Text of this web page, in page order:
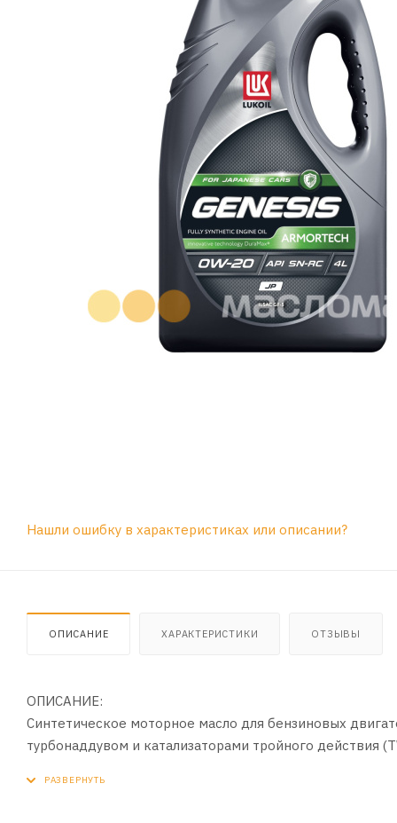
Нашли ошибку в характеристиках или описании?
ОПИСАНИЕ ХАРАКТЕРИСТИКИ ОТЗЫВЫ
ОПИСАНИЕ:
Синтетическое моторное масло для бензиновых
турбонаддувом и катализаторами тройного действия